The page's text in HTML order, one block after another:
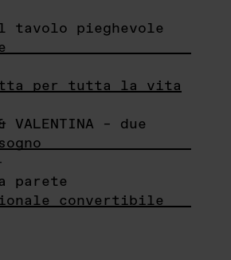
il tavolo pieghevole
per tutta la vita
VALENTINA – due
parete
convertibile